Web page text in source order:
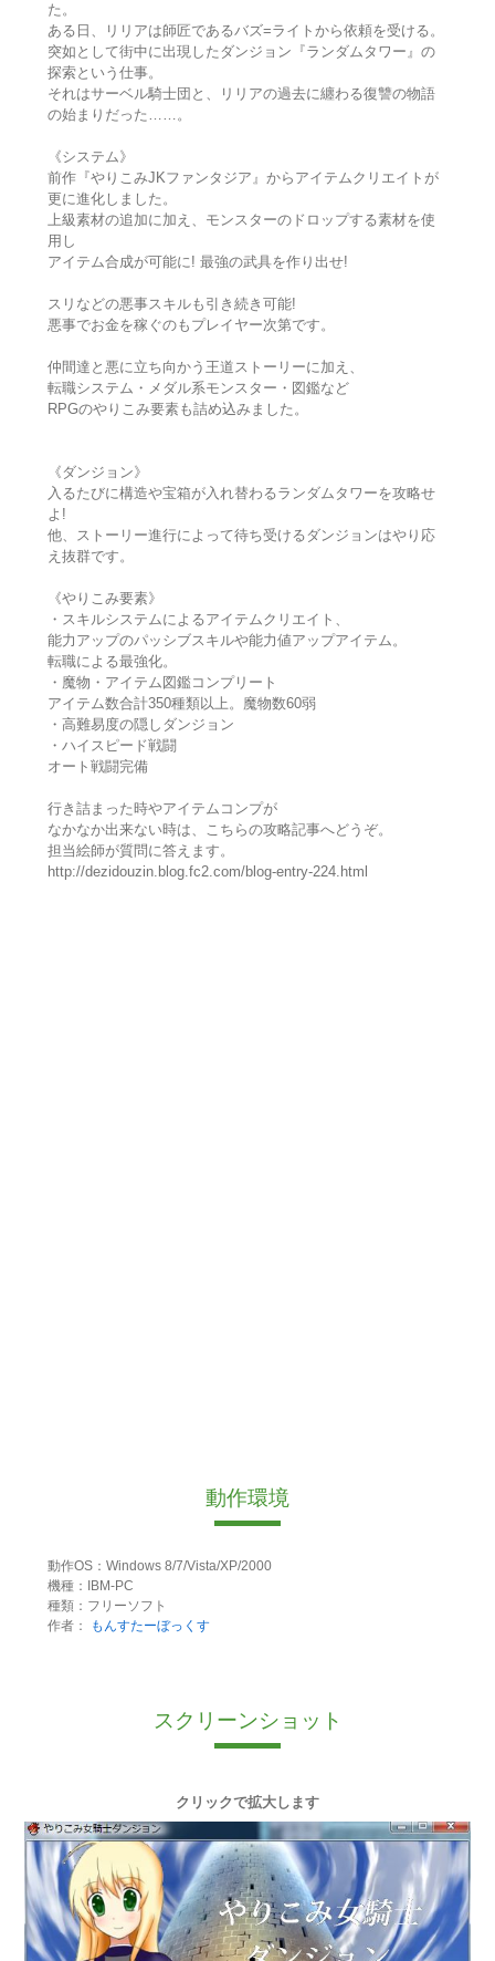
た。
ある日、リリアは師匠であるバズ=ライトから依頼を受ける。
突如として街中に出現したダンジョン『ランダムタワー』の
探索という仕事。
それはサーベル騎士団と、リリアの過去に纏わる復讐の物語
の始まりだった……。
《システム》
前作『やりこみJKファンタジア』からアイテムクリエイトが
更に進化しました。
上級素材の追加に加え、モンスターのドロップする素材を使
用し
アイテム合成が可能に! 最強の武具を作り出せ!
スリなどの悪事スキルも引き続き可能!
悪事でお金を稼ぐのもプレイヤー次第です。
仲間達と悪に立ち向かう王道ストーリーに加え、
転職システム・メダル系モンスター・図鑑など
RPGのやりこみ要素も詰め込みました。
《ダンジョン》
入るたびに構造や宝箱が入れ替わるランダムタワーを攻略せ
よ!
他、ストーリー進行によって待ち受けるダンジョンはやり応
え抜群です。
《やりこみ要素》
・スキルシステムによるアイテムクリエイト、
能力アップのパッシブスキルや能力値アップアイテム。
転職による最強化。
・魔物・アイテム図鑑コンプリート
アイテム数合計350種類以上。魔物数60弱
・高難易度の隠しダンジョン
・ハイスピード戦闘
オート戦闘完備
行き詰まった時やアイテムコンプが
なかなか出来ない時は、こちらの攻略記事へどうぞ。
担当絵師が質問に答えます。
http://dezidouzin.blog.fc2.com/blog-entry-224.html
動作環境
動作OS：Windows 8/7/Vista/XP/2000
機種：IBM-PC
種類：フリーソフト
作者：
もんすたーぼっくす
スクリーンショット
クリックで拡大します